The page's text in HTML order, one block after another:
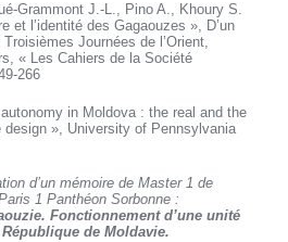
Grammont J.-L., Pino A., Khoury S.
et l’identité des Gagaouzes », D’un
Journées de l’Orient,
« Les Cahiers de la Société
266
in Moldova : the real and the
», University of Pennsylvania
d’un mémoire de Master 1 de
1 Panthéon Sorbonne :
Fonctionnement d’une unité
de Moldavie.